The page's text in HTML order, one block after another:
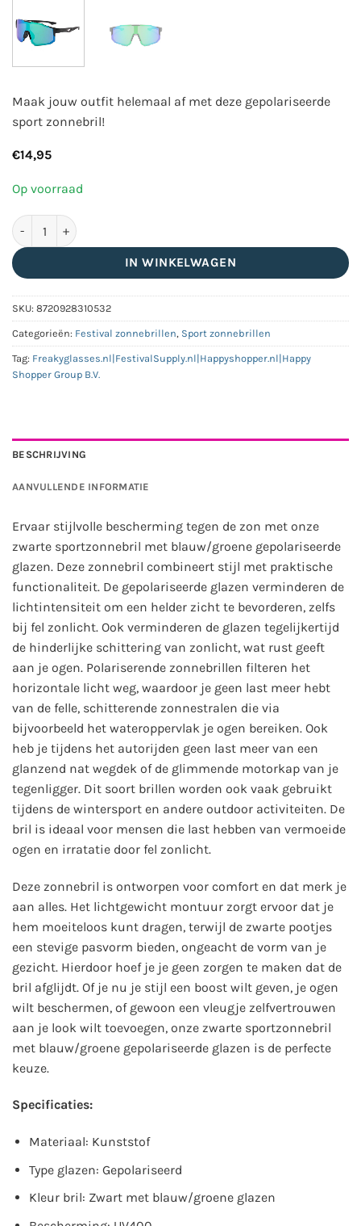
Maak jouw outfit helemaal af met deze gepolariseerde
sport zonnebril!
€14,95
Op voorraad
Gepolariseerde zwarte sport zonnebril - Blauw/groen glas
IN WINKELWAGEN
SKU: 8720928310532
Categorieën: Festival zonnebrillen, Sport zonnebrillen
Tag: Freakyglasses.nl|FestivalSupply.nl|Happyshopper.nl|Happy
Shopper Group B.V.
BESCHRIJVING
AANVULLENDE INFORMATIE
Ervaar stijlvolle bescherming tegen de zon met onze
zwarte sportzonnebril met blauw/groene gepolariseerde
glazen. Deze zonnebril combineert stijl met praktische
functionaliteit. De gepolariseerde glazen verminderen de
lichtintensiteit om een helder zicht te bevorderen, zelfs
bij fel zonlicht. Ook verminderen de glazen tegelijkertijd
de hinderlijke schittering van zonlicht, wat rust geeft
aan je ogen. Polariserende zonnebrillen filteren het
horizontale licht weg, waardoor je geen last meer hebt
van de felle, schitterende zonnestralen die via
bijvoorbeeld het wateroppervlak je ogen bereiken. Ook
heb je tijdens het autorijden geen last meer van een
glanzend nat wegdek of de glimmende motorkap van je
tegenligger. Dit soort brillen worden ook vaak gebruikt
tijdens de wintersport en andere outdoor activiteiten. De
bril is ideaal voor mensen die last hebben van vermoeide
ogen en irratatie door fel zonlicht.
Deze zonnebril is ontworpen voor comfort en dat merk je
aan alles. Het lichtgewicht montuur zorgt ervoor dat je
hem moeiteloos kunt dragen, terwijl de zwarte pootjes
een stevige pasvorm bieden, ongeacht de vorm van je
gezicht. Hierdoor hoef je je geen zorgen te maken dat de
bril afglijdt. Of je nu je stijl een boost wilt geven, je ogen
wilt beschermen, of gewoon een vleugje zelfvertrouwen
aan je look wilt toevoegen, onze zwarte sportzonnebril
met blauw/groene gepolariseerde glazen is de perfecte
keuze.
Specificaties:
Materiaal: Kunststof
Type glazen: Gepolariseerd
Kleur bril: Zwart met blauw/groene glazen